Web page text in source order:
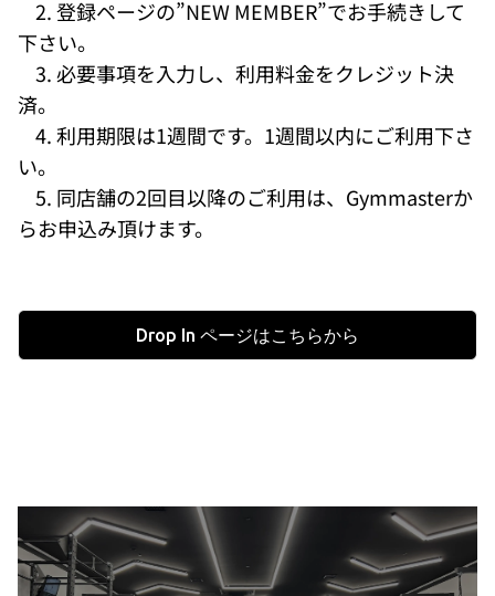
2. 登録ページの”NEW MEMBER”でお手続きして
下さい。
3. 必要事項を入力し、利用料金をクレジット決
済。
4. 利用期限は1週間です。1週間以内にご利用下さ
い。
5. 同店舗の2回目以降のご利用は、Gymmasterか
らお申込み頂けます。
Drop In ページはこちらから